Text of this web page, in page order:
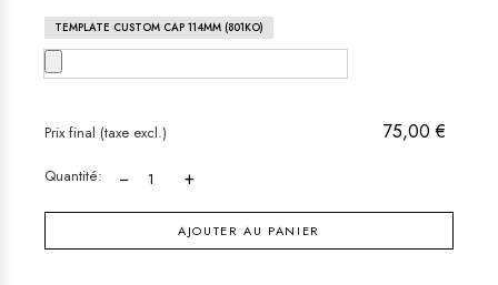
TEMPLATE CUSTOM CAP 114MM (801KO)
Prix final (taxe excl.) 75,00 €
Quantité: − +
AJOUTER AU PANIER